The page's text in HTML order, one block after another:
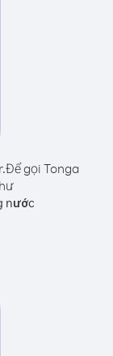
Để gọi Tonga
nước